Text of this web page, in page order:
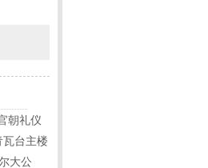
朝礼仪
台主楼
大公